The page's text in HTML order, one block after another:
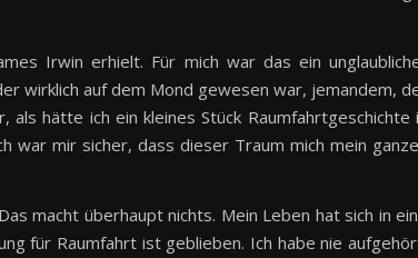
Irwin erhielt. Für mich war das ein
wirklich auf dem Mond gewesen war, jemandem,
hätte ich ein kleines Stück Raumfahrtgeschichte
war mir sicher, dass dieser Traum mich mein
macht überhaupt nichts. Mein Leben hat sich in
für Raumfahrt ist geblieben. Ich habe nie